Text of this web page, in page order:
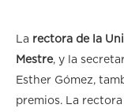
La rectora de la
Mestre, y la
Esther Gómez,
premios. La